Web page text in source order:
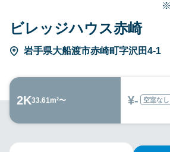
ビレッジハウス赤崎
岩手県大船渡市赤崎町字沢田4-1
※
2K33.61m²〜 ¥- 空室なし